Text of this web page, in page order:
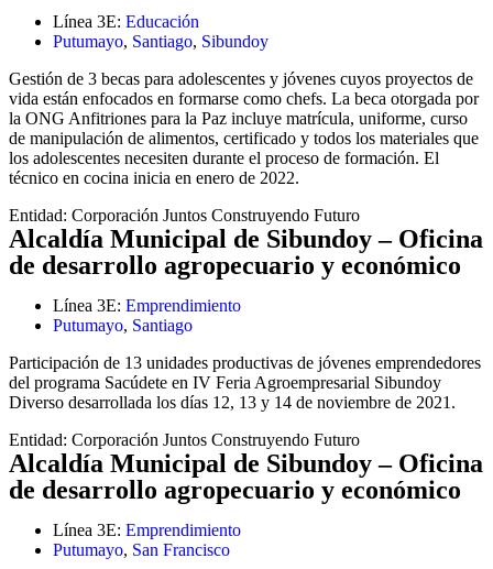
Línea 3E: Educación
Putumayo, Santiago, Sibundoy
Gestión de 3 becas para adolescentes y jóvenes cuyos proyectos de
vida están enfocados en formarse como chefs. La beca otorgada por
la ONG Anfitriones para la Paz incluye matrícula, uniforme, curso
de manipulación de alimentos, certificado y todos los materiales que
los adolescentes necesiten durante el proceso de formación. El
técnico en cocina inicia en enero de 2022.
Entidad: Corporación Juntos Construyendo Futuro
Alcaldía Municipal de Sibundoy – Oficina
de desarrollo agropecuario y económico
Línea 3E: Emprendimiento
Putumayo, Santiago
Participación de 13 unidades productivas de jóvenes emprendedores
del programa Sacúdete en IV Feria Agroempresarial Sibundoy
Diverso desarrollada los días 12, 13 y 14 de noviembre de 2021.
Entidad: Corporación Juntos Construyendo Futuro
Alcaldía Municipal de Sibundoy – Oficina
de desarrollo agropecuario y económico
Línea 3E: Emprendimiento
Putumayo, San Francisco